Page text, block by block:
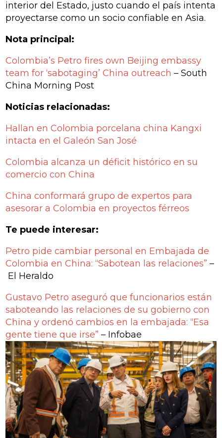
interior del Estado, justo cuando el país intenta
proyectarse como un socio confiable en Asia.
Nota principal:
Colombia’s Petro fires own Beijing embassy
team for ‘sabotaging’ China outreach – South
China Morning Post
Noticias relacionadas:
Hallan en Colombia porcelana china Kangxi
intacta en el Galeón San José
Colombia alcanza un déficit histórico en su
comercio con China
China conformará grupo de expertos para
asesorar a Colombia en proyectos férreos
Te puede interesar:
Petro pide cambiar personal en Embajada de
Colombia en China: “Sabotean las relaciones” –
El Heraldo
Gustavo Petro aseguró que funcionarios están
saboteando las relaciones de su gobierno con
China y ordenó cambios en la embajada: “Esa
gente tiene que irse” – Infobae